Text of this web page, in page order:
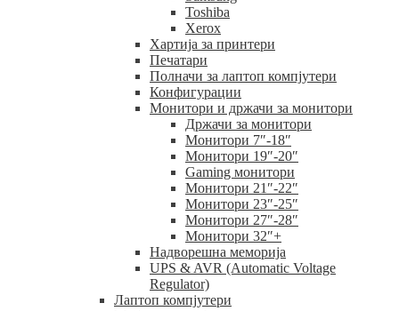
Toshiba
Xerox
Хартија за принтери
Печатари
Полначи за лаптоп компјутери
Конфигурации
Монитори и држачи за монитори
Држачи за монитори
Монитори 7″-18″
Монитори 19″-20″
Gaming монитори
Монитори 21″-22″
Монитори 23″-25″
Монитори 27″-28″
Монитори 32″+
Надворешна меморија
UPS & AVR (Automatic Voltage
Regulator)
Лаптоп компјутери